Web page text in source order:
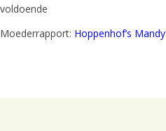
voldoende
Moederrapport: Hoppenhof’s Mandy